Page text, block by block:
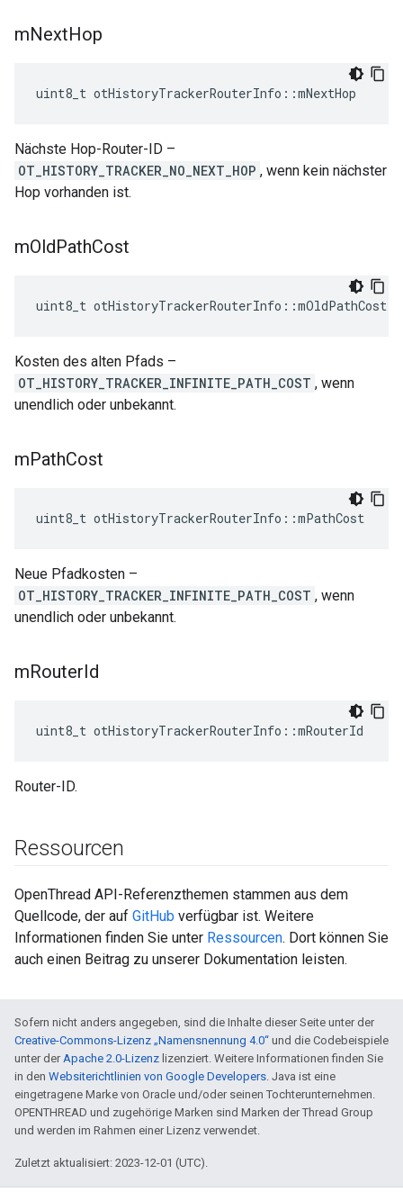
mNextHop
uint8_t otHistoryTrackerRouterInfo ::mNextHop
Nächste Hop-Router-ID –
OT_HISTORY_TRACKER_NO_NEXT_HOP , wenn kein nächster
Hop vorhanden ist.
mOldPathCost
uint8_t otHistoryTrackerRouterInfo ::mOldPathCost
Kosten des alten Pfads –
OT_HISTORY_TRACKER_INFINITE_PATH_COST , wenn
unendlich oder unbekannt.
mPathCost
uint8_t otHistoryTrackerRouterInfo ::mPathCost
Neue Pfadkosten –
OT_HISTORY_TRACKER_INFINITE_PATH_COST , wenn
unendlich oder unbekannt.
mRouterId
uint8_t otHistoryTrackerRouterInfo ::mRouterId
Router-ID.
Ressourcen
OpenThread API-Referenzthemen stammen aus dem
Quellcode, der auf GitHub verfügbar ist. Weitere
Informationen finden Sie unter Ressourcen. Dort können Sie
auch einen Beitrag zu unserer Dokumentation leisten.
Sofern nicht anders angegeben, sind die Inhalte dieser Seite unter der
Creative-Commons-Lizenz „Namensnennung 4.0“ und die Codebeispiele
unter derApache 2.0-Lizenz lizenziert. Weitere Informationen finden Sie
in den Websiterichtlinien von Google Developers. Java ist eine
eingetragene Marke von Oracle und/oder seinen Tochterunternehmen.
OPENTHREAD und zugehörige Marken sind Marken der Thread Group
und werden im Rahmen einer Lizenz verwendet.
Zuletzt aktualisiert: 2023-12-01 (UTC).